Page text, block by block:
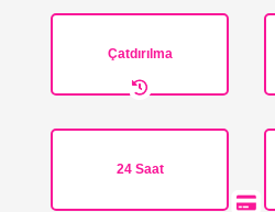
Çatdırılma
24 Saat